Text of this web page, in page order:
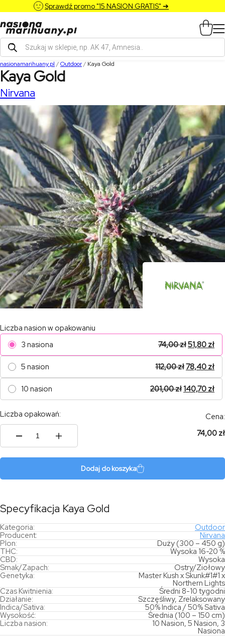
Sprawdź promo "15 NASION GRATIS" ➔
Wyszukiwarka
produktów
nasionamarihuany.pl /Outdoor/ Kaya Gold
Kaya Gold
Nirvana
Liczba nasion w opakowaniu
3 nasiona
74,00zł51,80 zł
5 nasion 112,00zł78,40 zł
10 nasion 201,00zł140,70 zł
Liczba opakowań:
ilość
Cena:
74,00 zł
Dodaj do koszyka
Specyfikacja Kaya Gold
Kategoria:
Outdoor
Producent:
Nirvana
Plon:
Duży (300 – 450 g)
THC:
Wysoka 16-20 %
CBD:
Wysoka
Smak/Zapach:
Ostry/Ziołowy
Genetyka:
Master Kush x Skunk#1#1 x
Northern Lights
Czas Kwitnienia:
Średni 8-10 tygodni
Działanie:
Szczęśliwy, Zrelaksowany
Indica/Sativa:
50% Indica / 50% Sativa
Wysokość:
Średnia (100 – 150 cm)
Liczba nasion:
10 Nasion, 5 Nasion, 3
Nasiona